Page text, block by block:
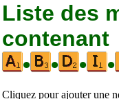
Liste des
contenant
•
• • •
Cliquez pour ajouter une